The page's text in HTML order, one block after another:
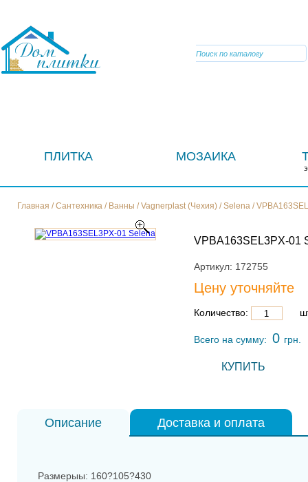
ПЛИТКА МОЗАИКА
Главная /Сантехника / Ванны /Vagnerplast (Чехия) /Selena /
VPBA163SEL3PX-01
Артикул: 172755
Цену уточняйте
Количество:
Всего на сумму: 0 грн.
КУПИТЬ
Описание Доставка и оплата
Размерыы: 160?105?430